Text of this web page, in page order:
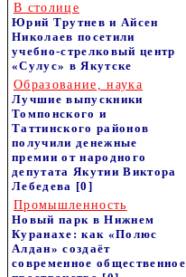
В столице
Юрий Трутнев и Айсен
Николаев посетили
учебно-стрелковый центр
«Сулус» в Якутске
Образование, наука
Лучшие выпускники
Томпонского и
Таттинского районов
получили денежные
премии от народного
депутата Якутии Виктора
Лебедева [0]
Промышленность
Новый парк в Нижнем
Куранахе: как «Полюс
Алдан» создаёт
современное общественное